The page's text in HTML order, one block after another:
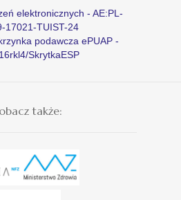
elektronicznych - AE:PL-
17021-TUIST-24
podawcza ePUAP -
SkrytkaESP
także: